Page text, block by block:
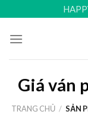
to
content
Giá ván
TRANG CHỦ / SẢN